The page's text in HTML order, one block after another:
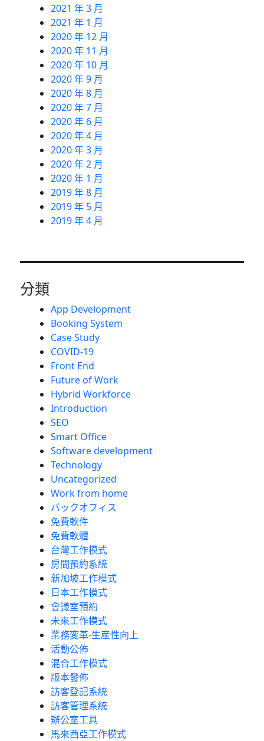
2021 年 3 月
2021 年 1 月
2020 年 12 月
2020 年 11 月
2020 年 10 月
2020 年 9 月
2020 年 8 月
2020 年 7 月
2020 年 6 月
2020 年 4 月
2020 年 3 月
2020 年 2 月
2020 年 1 月
2019 年 8 月
2019 年 5 月
2019 年 4 月
分類
App Development
Booking System
Case Study
COVID-19
Front End
Future of Work
Hybrid Workforce
Introduction
SEO
Smart Office
Software development
Technology
Uncategorized
Work from home
バックオフィス
免費軟件
免費軟體
台灣工作模式
房間預約系統
新加坡工作模式
日本工作模式
會議室預約
未來工作模式
業務変革-生産性向上
活動公佈
混合工作模式
版本發佈
訪客登記系統
訪客管理系統
辦公室工具
馬來西亞工作模式